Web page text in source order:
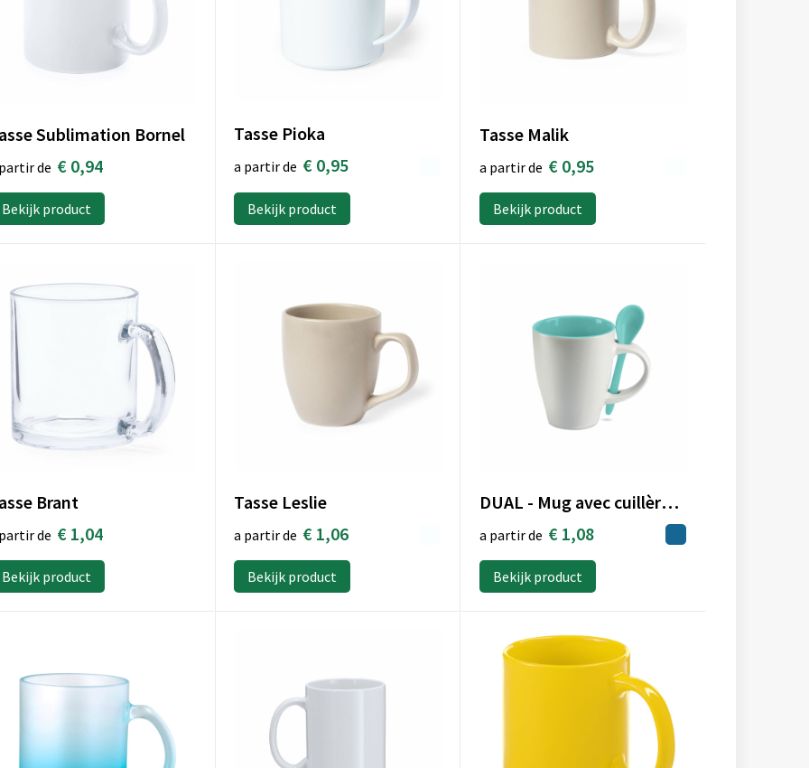
Sublimation Bornel
de € 0,94
Bekijk product
Tasse Pioka
a partir de € 0,95
Bekijk product
Tasse Malik
a partir de € 0,95
Bekijk product
Brant
de € 1,04
Bekijk product
Tasse Leslie
a partir de € 1,06
Bekijk product
DUAL - Mug avec cuillère 250 ml
a partir de € 1,08
Bekijk product